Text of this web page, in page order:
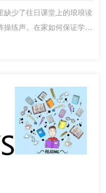
缺少了往日课堂上的琅琅读
操练声。在家如何保证学员
极谋划，把教育管理汇集